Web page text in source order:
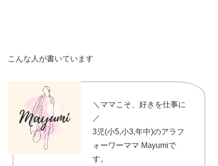
こんな人が書いています
＼ママこそ、好きを仕事に
／
3児(小5,小3,年中)のアラフ
ォーワーママ Mayumiで
す。